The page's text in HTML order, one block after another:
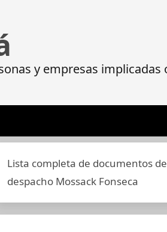
y empresas implicadas
Lista completa de documentos
despacho Mossack Fonseca